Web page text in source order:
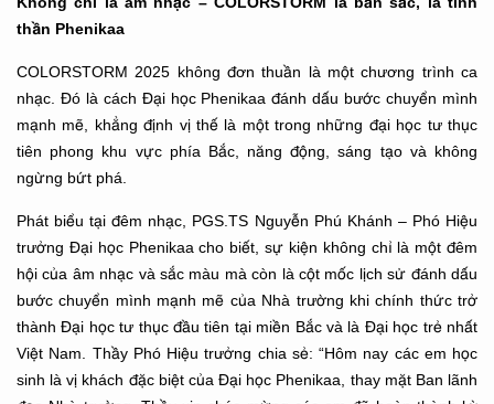
thần Phenikaa
COLORSTORM 2025 không đơn thuần là một chương trình ca
nhạc. Đó là cách Đại học Phenikaa đánh dấu bước chuyển mình
mạnh mẽ, khẳng định vị thế là một trong những đại học tư thục
tiên phong khu vực phía Bắc, năng động, sáng tạo và không
ngừng bứt phá.
Phát biểu tại đêm nhạc, PGS.TS Nguyễn Phú Khánh – Phó Hiệu
trưởng Đại học Phenikaa cho biết, sự kiện không chỉ là một đêm
hội của âm nhạc và sắc màu mà còn là cột mốc lịch sử đánh dấu
bước chuyển mình mạnh mẽ của Nhà trường khi chính thức trở
thành Đại học tư thục đầu tiên tại miền Bắc và là Đại học trẻ nhất
Việt Nam. Thầy Phó Hiệu trưởng chia sẻ: “Hôm nay các em học
sinh là vị khách đặc biệt của Đại học Phenikaa, thay mặt Ban lãnh